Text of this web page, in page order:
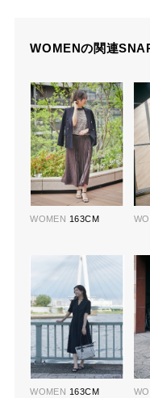
WOMENの関連
WOMEN 163CM
WOMEN 163CM